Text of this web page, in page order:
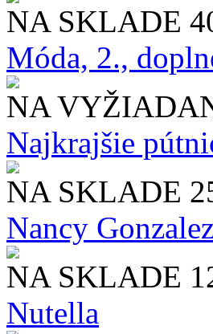
NA SKLADE
Móda, 2.,
NA
Najkrajšie
NA SKLADE
Nancy
NA SKLADE
Nutella